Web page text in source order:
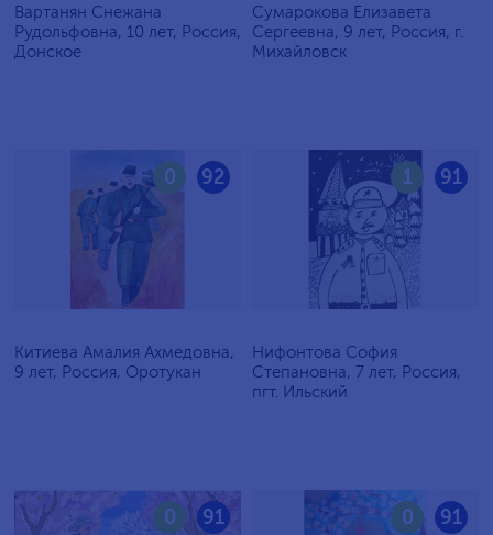
Вартанян Снежана
Рудольфовна, 10 лет, Россия,
Донское
Сумарокова Елизавета
Сергеевна, 9 лет, Россия, г.
Михайловск
92
0
Китиева Амалия Ахмедовна,
9 лет, Россия, Оротукан
91
1
Нифонтова София
Степановна, 7 лет, Россия,
пгт. Ильский
91
0 91
0